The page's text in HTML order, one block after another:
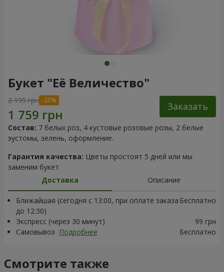
Букет "Её Величество"
2 199 грн
Заказать
Состав: 7 белых роз, 4 кустовые розовые розы, 2 белые
эустомы, зелень, оформление.
Гарантия качества: Цветы простоят 5 дней или мы
заменим букет
Доставка
Описание
Ближайшая (сегодня с 13:00, при оплате заказа
до 12:30)
Бесплатно
Экспресс (через 30 минут)
99 грн
Самовывоз Подробнее Бесплатно
Смотрите также